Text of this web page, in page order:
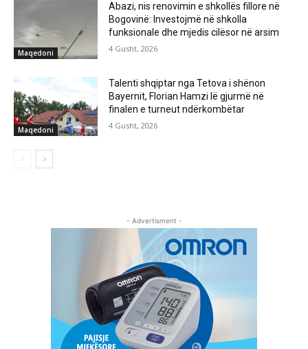
Maqedoni
Abazi, nis renovimin e shkollës fillore në
Bogovinë: Investojmë në shkolla
funksionale dhe mjedis cilësor në arsim
4 Gusht, 2026
Maqedoni
Talenti shqiptar nga Tetova i shënon
Bayernit, Florian Hamzi lë gjurmë në
finalen e turneut ndërkombëtar
4 Gusht, 2026
- Advertisment -